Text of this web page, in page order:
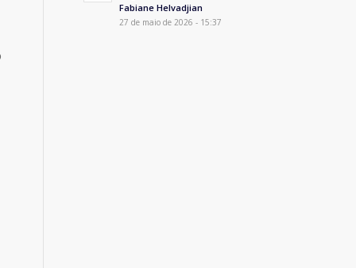
Fabiane Helvadjian
27 de maio de 2026 - 15:37